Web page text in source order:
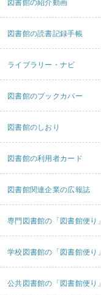
図書館の読書記録手帳
ライブラリー・ナビ
図書館のブックカバー
図書館のしおり
図書館の利用者カード
図書館関連企業の広報誌
専門図書館の「図書館便り」
学校図書館の「図書館便り」
公共図書館の「図書館便り」